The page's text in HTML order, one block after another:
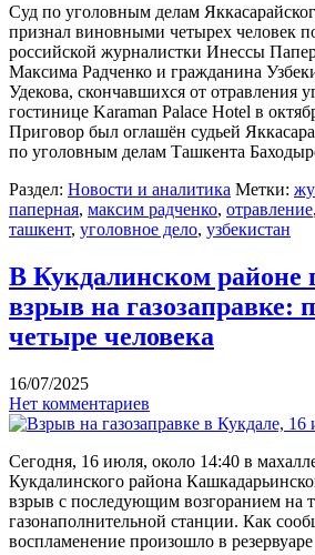
Суд по уголовным делам
признал виновными четырех человек
российской журналистки Инессы
Максима Радченко и гражданина
Удекова, скончавшихся от отравления
гостинице Karaman Palace Hotel в
Приговор был оглашён судьей
по уголовным делам Ташкента
Раздел: Новости и аналитика Метки:
паперная, максим радченко, отравление,
ташкент, уголовное дело, узбекистан
В Кукдалинском районе
взрыв на газозаправке:
четыре человека
16/07/2025
Нет комментариев
Сегодня, 16 июля, около 14:40 в
Кукдалинского района
взрыв с последующим возгоранием на
газонаполнительной станции. Как
воспламенение произошло в